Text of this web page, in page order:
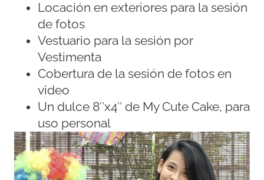
Locación en exteriores para la sesión
de fotos
Vestuario para la sesión por
Vestimenta
Cobertura de la sesión de fotos en
video
Un dulce 8″x4″ de My Cute Cake, para
uso personal​